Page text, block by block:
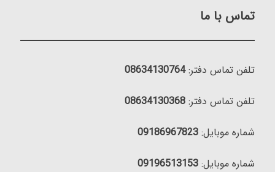
تماس با ما
تلفن تماس دفتر:08634130764
تلفن تماس دفتر:08634130368
شماره موبایل:09186967823
شماره موبایل:09196513153